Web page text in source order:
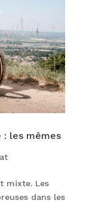
: les mêmes
mixte. Les
dans les